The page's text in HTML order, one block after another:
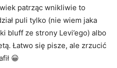
patrząc wnikliwie to
puli tylko (nie wiem jaka
bluff ze strony Levi’ego) albo
Łatwo się pisze, ale zrzucić
😀